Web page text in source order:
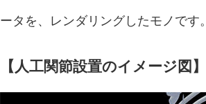
ータを、レンダリングしたモノです。
【人工関節設置のイメージ図】